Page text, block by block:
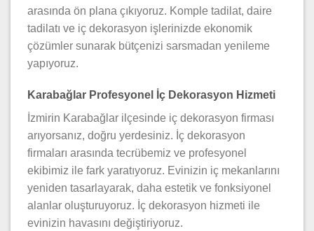
arasında ön plana çıkıyoruz. Komple tadilat, daire
tadilatı ve iç dekorasyon işlerinizde ekonomik
çözümler sunarak bütçenizi sarsmadan yenileme
yapıyoruz.
Karabağlar Profesyonel İç Dekorasyon Hizmeti
İzmirin Karabağlar ilçesinde iç dekorasyon firması
arıyorsanız, doğru yerdesiniz. İç dekorasyon
firmaları arasında tecrübemiz ve profesyonel
ekibimiz ile fark yaratıyoruz. Evinizin iç mekanlarını
yeniden tasarlayarak, daha estetik ve fonksiyonel
alanlar oluşturuyoruz. İç dekorasyon hizmeti ile
evinizin havasını değiştiriyoruz.